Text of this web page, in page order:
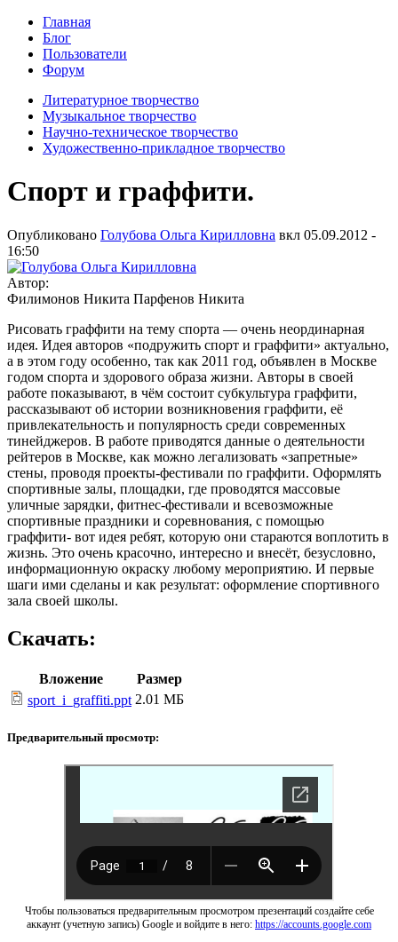
Главная
Блог
Пользователи
Форум
Литературное творчество
Музыкальное творчество
Научно-техническое творчество
Художественно-прикладное творчество
Спорт и граффити.
Опубликовано Голубова Ольга Кирилловна вкл 05.09.2012 -
16:50
Автор:
Филимонов Никита Парфенов Никита
Рисовать граффити на тему спорта — очень неординарная
идея. Идея авторов «подружить спорт и граффити» актуально,
а в этом году особенно, так как 2011 год, объявлен в Москве
годом спорта и здорового образа жизни. Авторы в своей
работе показывают, в чём состоит субкультура граффити,
рассказывают об истории возникновения граффити, её
привлекательность и популярность среди современных
тинейджеров. В работе приводятся данные о деятельности
рейтеров в Москве, как можно легализовать «запретные»
стены, проводя проекты-фестивали по граффити. Оформлять
спортивные залы, площадки, где проводятся массовые
уличные зарядки, фитнес-фестивали и всевозможные
спортивные праздники и соревнования, с помощью
граффити- вот идея ребят, которую они стараются воплотить в
жизнь. Это очень красочно, интересно и внесёт, безусловно,
информационную окраску любому мероприятию. И первые
шаги ими сделаны и как результат: оформление спортивного
зала своей школы.
Скачать:
Вложение
Размер
sport_i_graffiti.ppt 2.01 МБ
Предварительный просмотр:
Чтобы пользоваться предварительным просмотром презентаций создайте себе
аккаунт (учетную запись) Google и войдите в него: https://accounts.google.com